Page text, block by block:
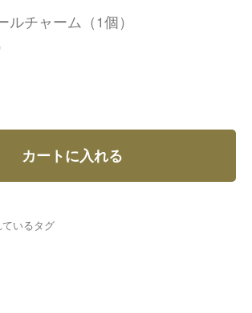
ルチャーム（1個）
カートに入れる
いるタグ